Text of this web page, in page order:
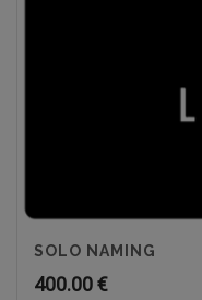
SOLO NAMING
400.00€